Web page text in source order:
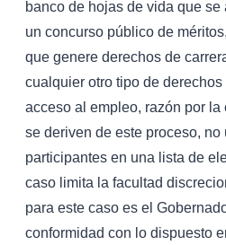
banco de hojas de vida que
un concurso público de
que genere derechos de
cualquier otro tipo de derechos
acceso al empleo, razón por
se deriven de este proceso, no
participantes en una lista de
caso limita la facultad
para este caso es el
conformidad con lo dispuesto